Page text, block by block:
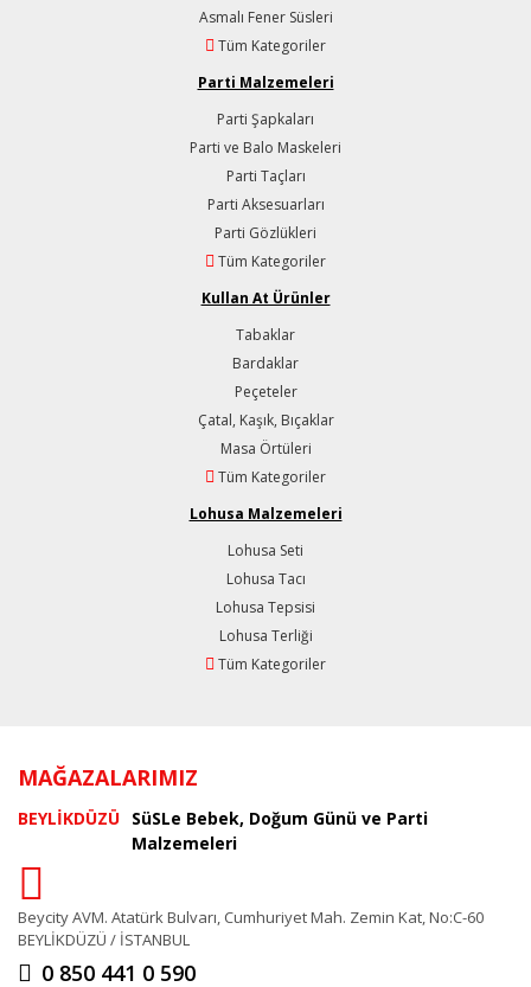
Asmalı Fener Süsleri
Tüm Kategoriler
Parti Malzemeleri
Parti Şapkaları
Parti ve Balo Maskeleri
Parti Taçları
Parti Aksesuarları
Parti Gözlükleri
Tüm Kategoriler
Kullan At Ürünler
Tabaklar
Bardaklar
Peçeteler
Çatal, Kaşık, Bıçaklar
Masa Örtüleri
Tüm Kategoriler
Lohusa Malzemeleri
Lohusa Seti
Lohusa Tacı
Lohusa Tepsisi
Lohusa Terliği
Tüm Kategoriler
MAĞAZALARIMIZ
BEYLİKDÜZÜ SüSLe Bebek, Doğum Günü ve Parti
Malzemeleri
Beycity AVM. Atatürk Bulvarı, Cumhuriyet Mah. Zemin Kat, No:C-60
BEYLİKDÜZÜ / İSTANBUL
0 850 441 0 590